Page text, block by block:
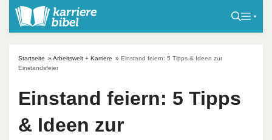
Startseite » Arbeitswelt + Karriere » Einstand feiern: 5 Tipps & Ideen zur
Einstandsfeier
Einstand feiern: 5 Tipps
& Ideen zur